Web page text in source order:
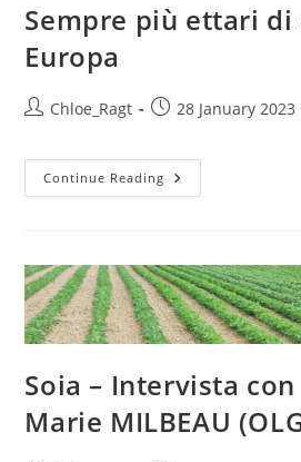
Sempre più ettari di
Europa
Chloe_Ragt 28 January 2023
Continue Reading
Soia – Intervista con
Marie MILBEAU